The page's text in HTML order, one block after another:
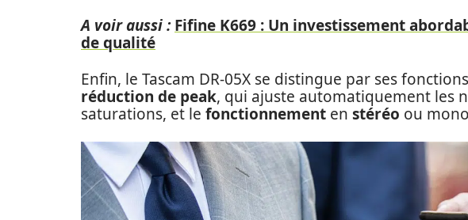
A voir aussi : Fifine K669 : Un investissement
de qualité
Enfin, le Tascam DR-05X se distingue par ses
réduction de peak, qui ajuste automatiquement les
saturations, et le fonctionnement en stéréo ou